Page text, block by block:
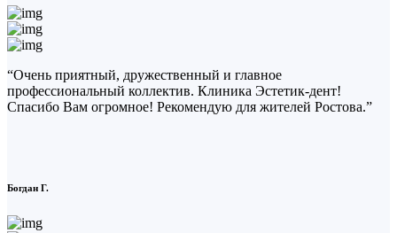
“Очень приятный, дружественный и главное
профессиональный коллектив. Клиника Эстетик-дент!
Спасибо Вам огромное! Рекомендую для жителей Ростова.”
Богдан Г.